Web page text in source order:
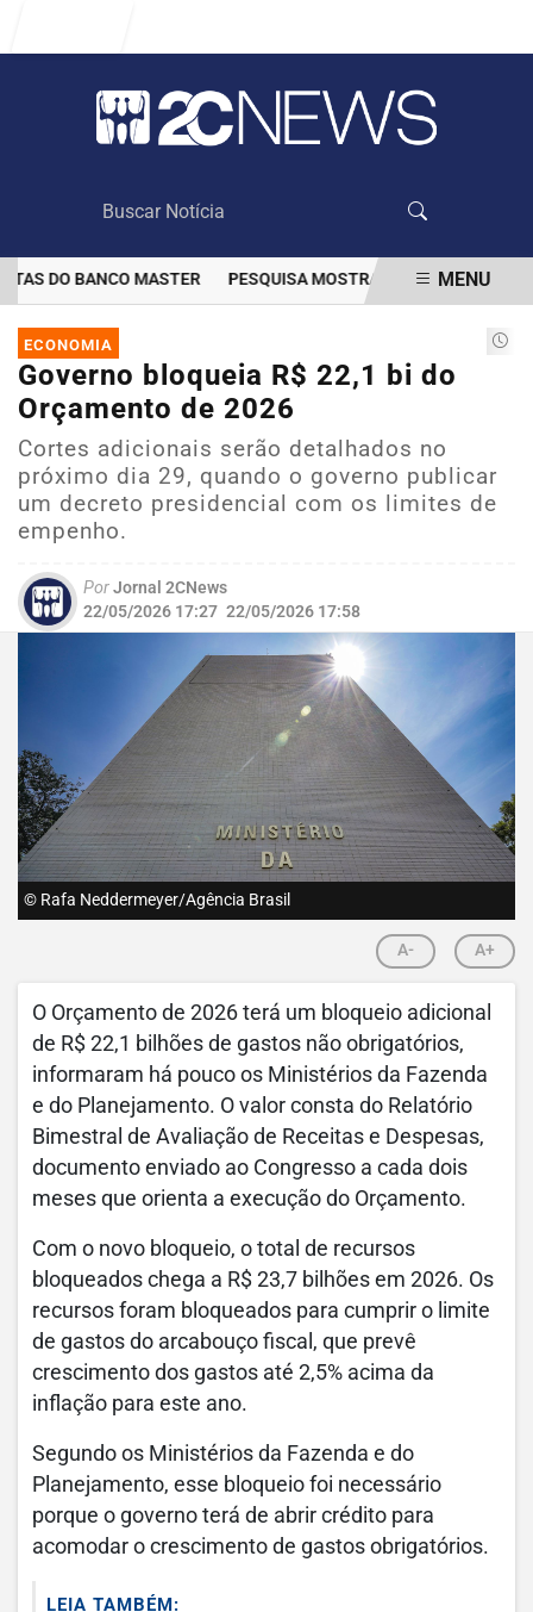
DO BANCO MASTER PESQUISA MOSTRA QUE VACINAÇÃO
EM ALTA
MENU
ECONOMIA
Governo bloqueia R$ 22,1 bi do
Orçamento de 2026
Cortes adicionais serão detalhados no
próximo dia 29, quando o governo publicar
um decreto presidencial com os limites de
empenho.
PorJornal 2CNews
22/05/2026 17:27 22/05/2026 17:58
© Rafa Neddermeyer/Agência Brasil
A- A+
O Orçamento de 2026 terá um bloqueio adicional
de R$ 22,1 bilhões de gastos não obrigatórios,
informaram há pouco os Ministérios da Fazenda
e do Planejamento. O valor consta do Relatório
Bimestral de Avaliação de Receitas e Despesas,
documento enviado ao Congresso a cada dois
meses que orienta a execução do Orçamento.
Com o novo bloqueio, o total de recursos
bloqueados chega a R$ 23,7 bilhões em 2026. Os
recursos foram bloqueados para cumprir o limite
de gastos do arcabouço fiscal, que prevê
crescimento dos gastos até 2,5% acima da
inflação para este ano.
Segundo os Ministérios da Fazenda e do
Planejamento, esse bloqueio foi necessário
porque o governo terá de abrir crédito para
acomodar o crescimento de gastos obrigatórios.
LEIA TAMBÉM: